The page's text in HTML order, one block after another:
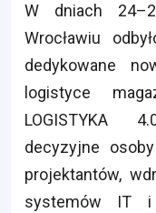
W dniach
Wrocławiu
dedykowane
logistyce
LOGISTYKA
decyzyjne
projektantów,
systemów IT i